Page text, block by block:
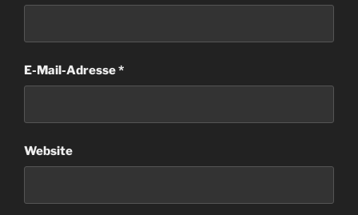
E-Mail-Adresse*
Website